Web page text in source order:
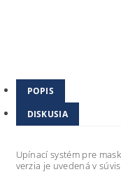
POPIS
DISKUSIA
Upínací systém pre
verzia je uvedená v